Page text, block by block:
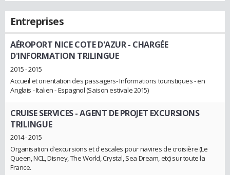
Entreprises
AÉROPORT NICE COTE D'AZUR- CHARGÉE
D'INFORMATION TRILINGUE
2015 - 2015
Accueil et orientation des passagers- Informations touristiques - en
Anglais - Italien - Espagnol (Saison estivale 2015)
CRUISE SERVICES- AGENT DE PROJET EXCURSIONS
TRILINGUE
2014 - 2015
Organisation d'excursions et d'escales pour navires de croisière (Le
Queen, NCL, Disney, The World, Crystal, Sea Dream, etc) sur toute la
France.